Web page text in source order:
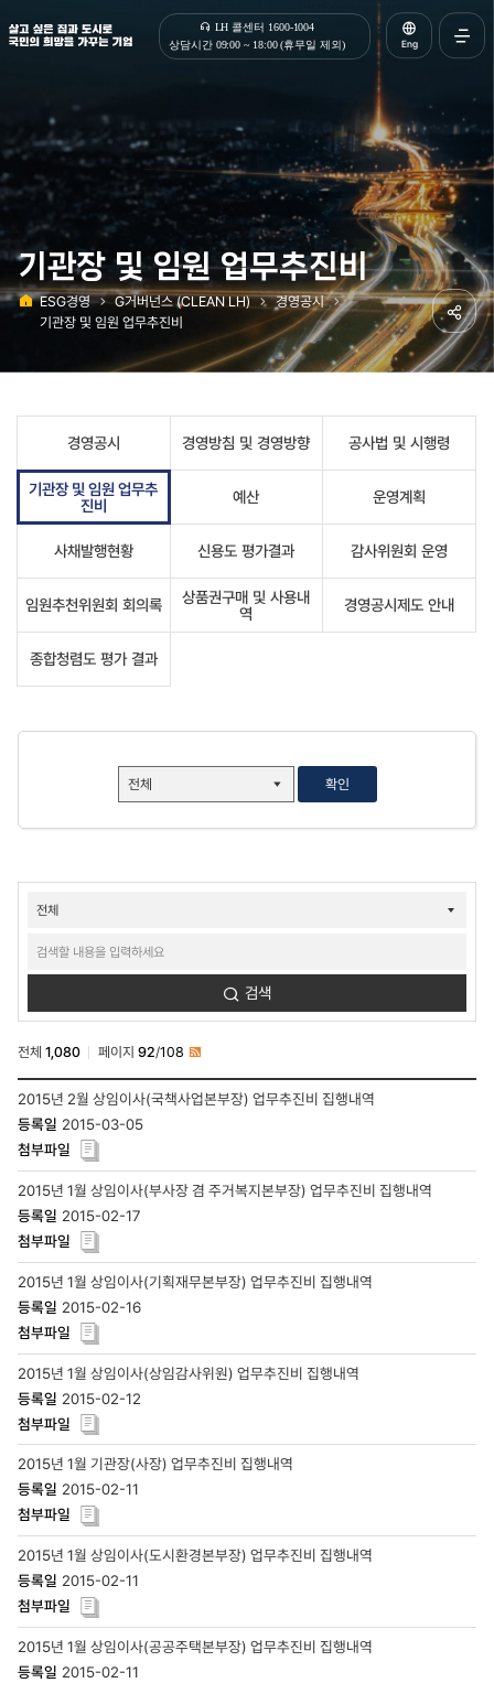
살고 싶은 집과 도시로 국민의 희망을 가꾸는 기업 | 한국토지주택공사
LH 콜센터 1600-1004
상담시간 09:00 ~ 18:00 (휴무일 제외)
Eng
열기
기관장 및 임원 업무추진비
ESG경영 G거버넌스 (CLEAN LH)
경영공시
기관장 및 임원 업무추진비
공유
경영공시 경영방침 및 경영방향 공사법 및 시행령
기관장 및 임원 업무추
진비
예산 운영계획
사채발행현황 신용도 평가결과 감사위원회 운영
임원추천위원회 회의록
상품권구매 및 사용내
역
경영공시제도 안내
종합청렴도 평가 결과
확인
G거버넌스-
기관장
검색
검색
전체 1,080 페이지 92/108
G거버넌스-
경영공시-
기관장
임원
업무추진비
목록
-
제목,
작성자,
등록일,
첨부파일,
조회수
2015년 2월 상임이사(국책사업본부장) 업무추진비 집행내역
2015-03-05
2015년 1월 상임이사(부사장 겸 주거복지본부장) 업무추진비 집행내역
2015-02-17
2015년 1월 상임이사(기획재무본부장) 업무추진비 집행내역
2015-02-16
2015년 1월 상임이사(상임감사위원) 업무추진비 집행내역
2015-02-12
2015년 1월 기관장(사장) 업무추진비 집행내역
2015-02-11
2015년 1월 상임이사(도시환경본부장) 업무추진비 집행내역
2015-02-11
2015년 1월 상임이사(공공주택본부장) 업무추진비 집행내역
2015-02-11